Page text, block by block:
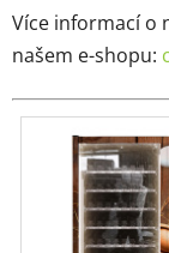
Více informací o
našem e-shopu: